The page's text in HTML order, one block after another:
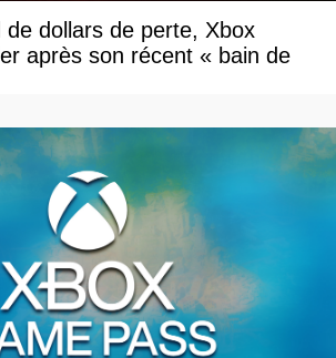
de dollars de perte, Xbox
après son récent « bain de